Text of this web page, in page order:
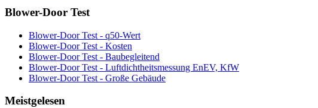
Blower-Door Test
Blower-Door Test - q50-Wert
Blower-Door Test - Kosten
Blower-Door Test - Baubegleitend
Blower-Door Test - Luftdichtheitsmessung EnEV, KfW
Blower-Door Test - Große Gebäude
Meistgelesen